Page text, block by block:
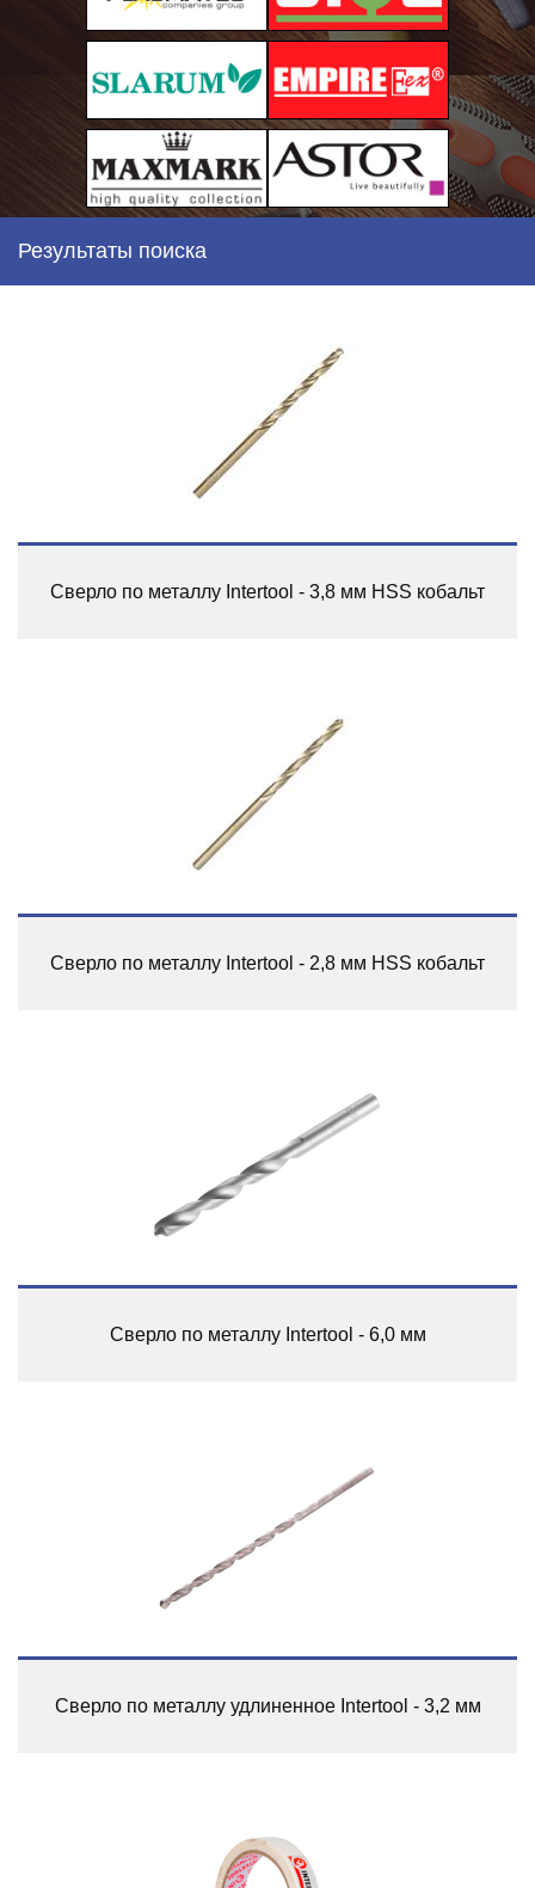
Результаты поиска
Сверло по металлу Intertool - 3,8 мм HSS кобальт
Сверло по металлу Intertool - 2,8 мм HSS кобальт
Сверло по металлу Intertool - 6,0 мм
Сверло по металлу удлиненное Intertool - 3,2 мм